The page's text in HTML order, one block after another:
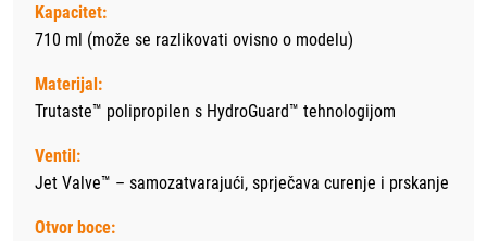
Kapacitet:
710 ml (može se razlikovati ovisno o modelu)
Materijal:
Trutaste™ polipropilen s HydroGuard™ tehnologijom
Ventil:
Jet Valve™ – samozatvarajući, sprječava curenje i prskanje
Otvor boce: